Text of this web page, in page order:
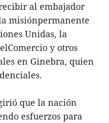
al embajador
misiónpermanente
Unidas, la
y otros
en Ginebra, quien
que la nación
esfuerzos para